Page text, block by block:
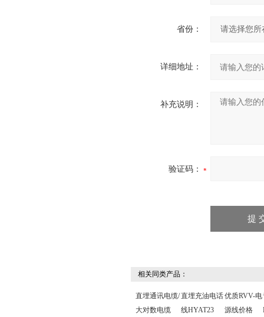
省份：
详细地址：
补充说明：
验证码：
相关同类产品：
直埋通讯电缆/
大对数电缆
直埋充油电话
线HYAT23
优质RVV-电
源线价格